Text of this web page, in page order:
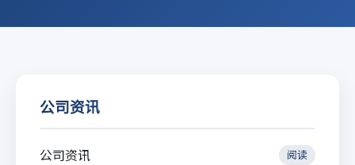
公司资讯
公司资讯 阅读